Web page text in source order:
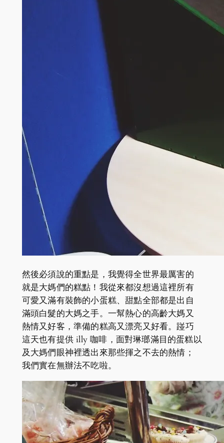
然後必須說的重點是，我覺得全世界最厲害的
就是大媽們的糕點！我從來都沒想過這裡所有
可愛又滿有裝飾的小蛋糕、甜點全部都是出自
滿頭白髮的大媽之手。一幫熱心的高齡大媽又
熱情又好客，準備的糕高又漂亮又好看。踫巧
這天也有提供 illy 咖啡，面對琳瑯滿目的蛋糕以
及大媽們眼神裡透出來那些揮之不去的熱情；
我們實在無辦法不吃啦。